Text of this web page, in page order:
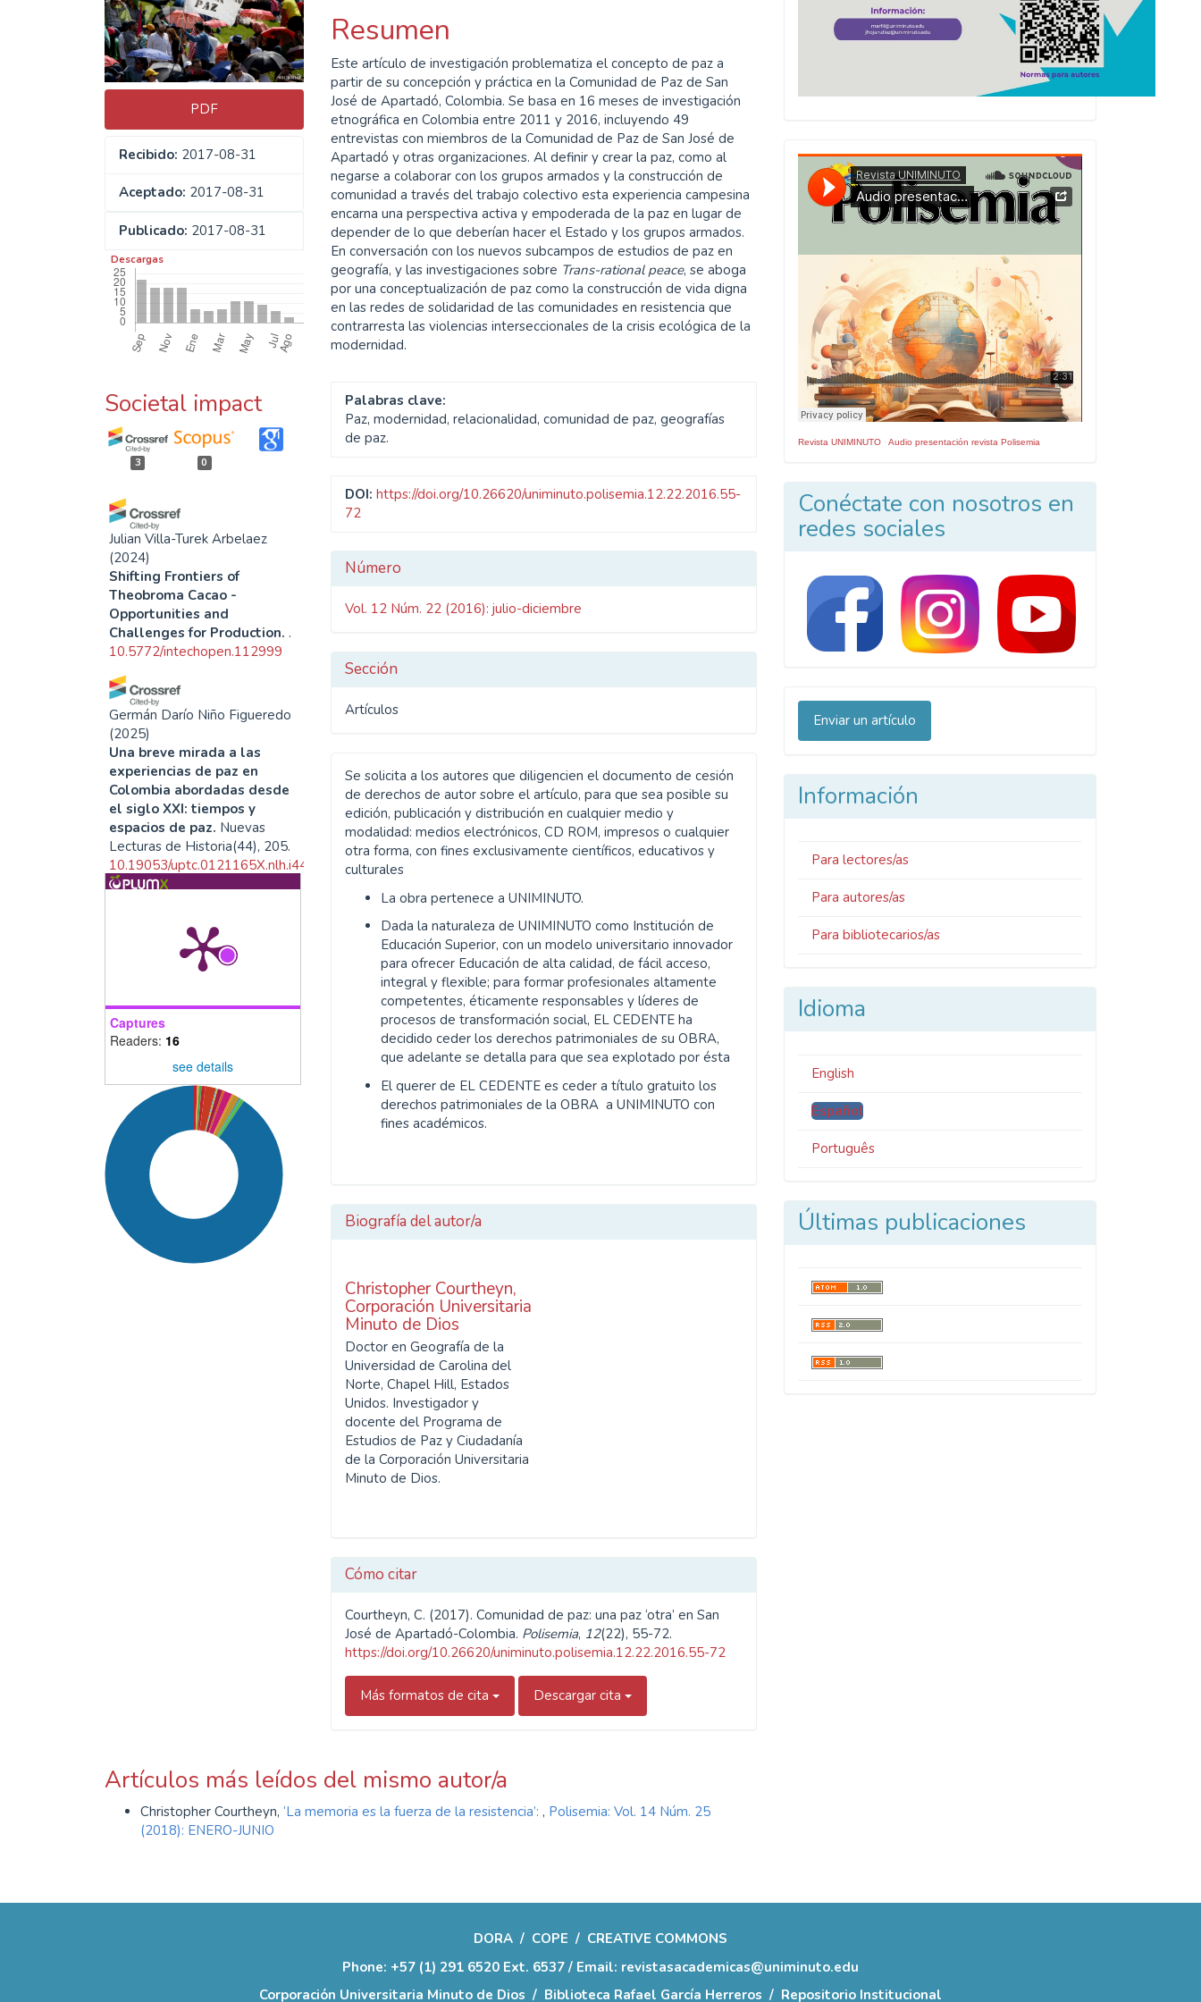
del
artículo
PDF
Recibido: 2017-08-31
Aceptado: 2017-08-31
Publicado: 2017-08-31
Descargas
Societal impact
3 0
Julian Villa-Turek Arbelaez
(2024)
Shifting Frontiers of
Theobroma Cacao -
Opportunities and
Challenges for Production. .
10.5772/intechopen.112999
Germán Darío Niño Figueredo
(2025)
Una breve mirada a las
experiencias de paz en
Colombia abordadas desde
el siglo XXI: tiempos y
espacios de paz. Nuevas
Lecturas de Historia(44), 205.
10.19053/uptc.0121165X.nlh.i44.19257
Jhonatan Medina Giraldo, Jhon
Deison Trujillo Caro (2025)
Sentidos y tensiones de la
investigaciones sobre la
Comunidad de Paz de San
José de Apartadó.
Kavilando, 17(1), 122.
Captures
Readers: 16
see details
del
artículo
Resumen
Este artículo de investigación problematiza el concepto de paz a
partir de su concepción y práctica en la Comunidad de Paz de San
José de Apartadó, Colombia. Se basa en 16 meses de investigación
etnográfica en Colombia entre 2011 y 2016, incluyendo 49
entrevistas con miembros de la Comunidad de Paz de San José de
Apartadó y otras organizaciones. Al definir y crear la paz, como al
negarse a colaborar con los grupos armados y la construcción de
comunidad a través del trabajo colectivo esta experiencia campesina
encarna una perspectiva activa y empoderada de la paz en lugar de
de­pender de lo que deberían hacer el Estado y los grupos armados.
En conversación con los nuevos subcampos de estudios de paz en
geografía, y las investigaciones sobre Trans-rational peace, se aboga
por una conceptualización de paz como la construcción de vida digna
en las redes de solidaridad de las comunidades en resistencia que
contrarresta las violencias interseccionales de la crisis ecológica de la
modernidad.
Palabras clave:
Paz, modernidad, relacionalidad, comunidad de paz, geografías
de paz.
DOI: https://doi.org/10.26620/uniminuto.polisemia.12.22.2016.55-
72
Detalles
del
Número
Vol. 12 Núm. 22 (2016): julio-diciembre
Sección
Artículos
Se solicita a los autores que diligencien el documento de cesión
de derechos de autor sobre el artículo, para que sea posible su
edición, publicación y distribución en cualquier medio y
modalidad: medios electrónicos, CD ROM, impresos o cualquier
otra forma, con fines exclusivamente científicos, educativos y
culturales
La obra pertenece a UNIMINUTO.
Dada la naturaleza de UNIMINUTO como Institución de
Educación Superior, con un modelo universitario innovador
para ofrecer Educación de alta calidad, de fácil acceso,
integral y flexible; para formar profesionales altamente
competentes, éticamente responsables y líderes de
procesos de transformación social, EL CEDENTE ha
decidido ceder los derechos patrimoniales de su OBRA,
que adelante se detalla para que sea explotado por ésta
El querer de EL CEDENTE es ceder a título gratuito los
derechos patrimoniales de la OBRA a UNIMINUTO con
fines académicos.
Biografía del autor/a
Christopher Courtheyn,
Corporación Universitaria
Minuto de Dios
Doctor en Geografía de la
Universidad de Carolina del
Norte, Chapel Hill, Estados
Unidos. Investigador y
docente del Programa de
Estudios de Paz y Ciudadanía
de la Corporación Universitaria
Minuto de Dios.
Cómo citar
Courtheyn, C. (2017). Comunidad de paz: una paz ‘otra’ en San
José de Apartadó-Colombia. Polisemia, 12(22), 55-72.
https://doi.org/10.26620/uniminuto.polisemia.12.22.2016.55-72
Más formatos de cita Descargar cita
Artículos más leídos del mismo autor/a
Christopher Courtheyn, ‘La memoria es la fuerza de la resistencia’: , Polisemia: Vol. 14 Núm. 25
(2018): ENERO-JUNIO
Presentacion
Numero
Revista UNIMINUTO · Audio presentación revista Polisemia
Conéctate con nosotros en
redes sociales
Enviar
unEnviar un artículo
Información
Para lectores/as
Para autores/as
Para bibliotecarios/as
Idioma
English
Español
Português
Últimas publicaciones
DORA / COPE / CREATIVE COMMONS
Phone: +57 (1) 291 6520 Ext. 6537 / Email: revistasacademicas@uniminuto.edu
Corporación Universitaria Minuto de Dios / Biblioteca Rafael García Herreros / Repositorio Institucional